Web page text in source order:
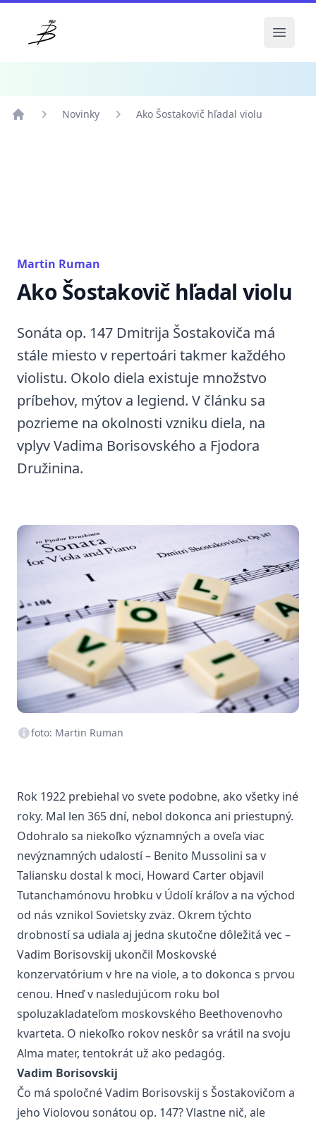
Klub priateľov violy
Open
Novinky Ako Šostakovič hľadal violu
Martin Ruman
Ako Šostakovič hľadal violu
Sonáta op. 147 Dmitrija Šostakoviča má
stále miesto v repertoári takmer každého
violistu. Okolo diela existuje množstvo
príbehov, mýtov a legiend. V článku sa
pozrieme na okolnosti vzniku diela, na
vplyv Vadima Borisovského a Fjodora
Družinina.
foto: Martin Ruman
Rok 1922 prebiehal vo svete podobne, ako všetky iné
roky. Mal len 365 dní, nebol dokonca ani priestupný.
Odohralo sa niekoľko významných a oveľa viac
nevýznamných udalostí – Benito Mussolini sa v
Taliansku dostal k moci, Howard Carter objavil
Tutanchamónovu hrobku v Údolí kráľov a na východ
od nás vznikol Sovietsky zväz. Okrem týchto
drobností sa udiala aj jedna skutočne dôležitá vec –
Vadim Borisovskij ukončil Moskovské
konzervatórium v hre na viole, a to dokonca s prvou
cenou. Hneď v nasledujúcom roku bol
spoluzakladateľom moskovského Beethovenovho
kvarteta. O niekoľko rokov neskôr sa vrátil na svoju
Alma mater, tentokrát už ako pedagóg.
Vadim Borisovskij
Čo má spoločné Vadim Borisovskij s Šostakovičom a
jeho Violovou sonátou op. 147? Vlastne nič, ale